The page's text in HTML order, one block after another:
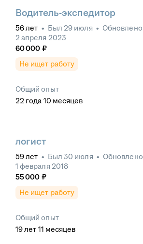
Водитель-экспедитор
56лет • Был 29 июля • Обновлено
2 апреля 2023
60 000 ₽
Не ищет работу
Общий опыт
22 года 10 месяцев
логист
59лет • Был 30 июля • Обновлено
1 февраля 2018
55 000 ₽
Не ищет работу
Общий опыт
19лет 11 месяцев